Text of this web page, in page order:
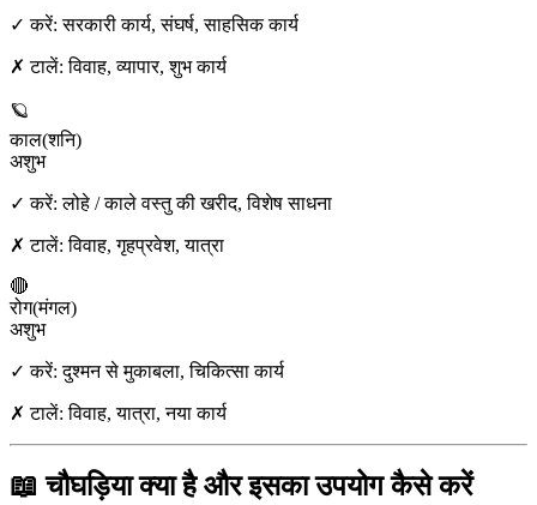
✓ करें:सरकारी कार्य, संघर्ष, साहसिक कार्य
✗ टालें:विवाह, व्यापार, शुभ कार्य
🪐
काल(शनि)
अशुभ
✓ करें:लोहे / काले वस्तु की खरीद, विशेष साधना
✗ टालें:विवाह, गृहप्रवेश, यात्रा
🔴
रोग(मंगल)
अशुभ
✓ करें:दुश्मन से मुकाबला, चिकित्सा कार्य
✗ टालें:विवाह, यात्रा, नया कार्य
📖 चौघड़िया क्या है और इसका उपयोग कैसे करें